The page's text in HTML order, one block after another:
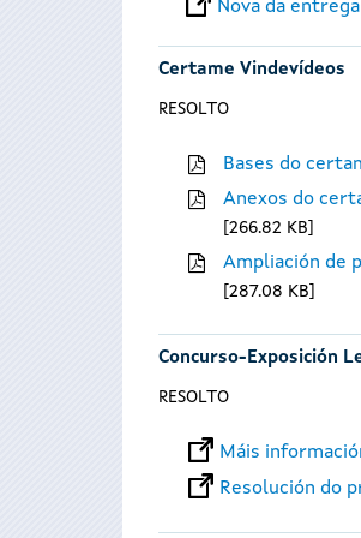
Nova da
Certame Vindevídeos
RESOLTO
Bases do
Anexos do
266.82 KB
Ampliación de
287.08 KB
Concurso-Exposición
RESOLTO
Máis
Resolución do